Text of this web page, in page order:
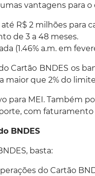
vantagens para
R$ 2 milhões para
de 3 a 48 meses.
(1.46% a.m. em
Cartão BNDES os
maior que 2% do
para MEI. Também
com
BNDES
basta:
do Cartão